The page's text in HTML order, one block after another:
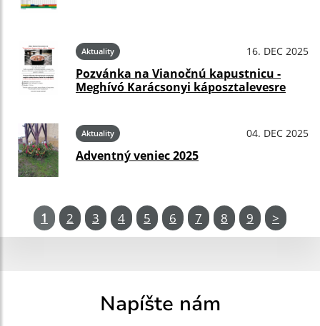
Aktuality 16. DEC 2025
Pozvánka na Vianočnú kapustnicu -
Meghívó Karácsonyi káposztalevesre
Aktuality 04. DEC 2025
Adventný veniec 2025
1 2 3 4 5 6 7 8 9 >
Napíšte nám